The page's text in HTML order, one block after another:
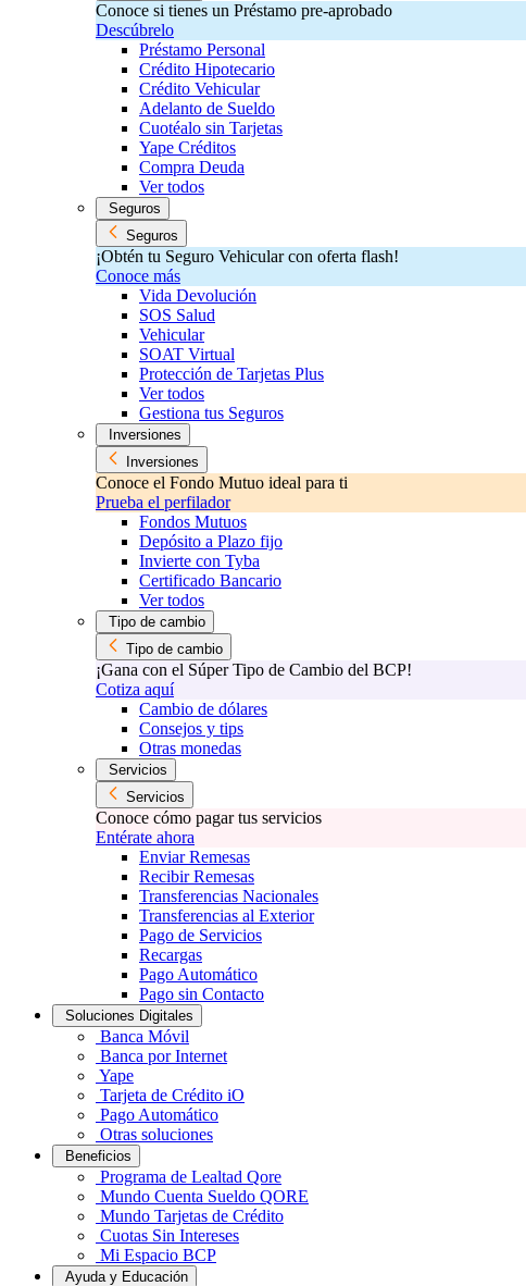
Conoce si tienes un Préstamo pre-aprobado
Descúbrelo
Préstamo Personal
Crédito Hipotecario
Crédito Vehicular
Adelanto de Sueldo
Cuotéalo sin Tarjetas
Yape Créditos
Compra Deuda
Ver todos
Seguros
Seguros
¡Obtén tu Seguro Vehicular con oferta flash!
Conoce más
Vida Devolución
SOS Salud
Vehicular
SOAT Virtual
Protección de Tarjetas Plus
Ver todos
Gestiona tus Seguros
Inversiones
Inversiones
Conoce el Fondo Mutuo ideal para ti
Prueba el perfilador
Fondos Mutuos
Depósito a Plazo fijo
Invierte con Tyba
Certificado Bancario
Ver todos
Tipo de cambio
Tipo de cambio
¡Gana con el Súper Tipo de Cambio del BCP!
Cotiza aquí
Cambio de dólares
Consejos y tips
Otras monedas
Servicios
Servicios
Conoce cómo pagar tus servicios
Entérate ahora
Enviar Remesas
Recibir Remesas
Transferencias Nacionales
Transferencias al Exterior
Pago de Servicios
Recargas
Pago Automático
Pago sin Contacto
Soluciones Digitales
Banca Móvil
Banca por Internet
Yape
Tarjeta de Crédito iO
Pago Automático
Otras soluciones
Beneficios
Programa de Lealtad Qore
Mundo Cuenta Sueldo QORE
Mundo Tarjetas de Crédito
Cuotas Sin Intereses
Mi Espacio BCP
Ayuda y Educación